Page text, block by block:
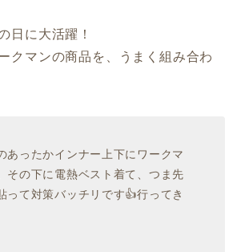
日に大活躍！
クマンの商品を、うまく組み合わ
あったかインナー上下にワークマ
その下に電熱ベスト着て、つま先
って対策バッチリです👍行ってき